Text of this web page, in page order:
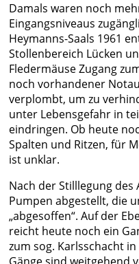
Damals waren noch
Eingangsniveaus
Heymanns-Saals 1961
Stollenbereich Lücken
Fledermäuse Zugang
noch vorhandener
verplombt, um zu
unter Lebensgefahr in
eindringen. Ob heute
Spalten und Ritzen, für
ist unklar.
Nach der Stilllegung
Pumpen abgestellt, die
„abgesoffen“. Auf der
reicht heute noch ein
zum sog. Karlsschacht